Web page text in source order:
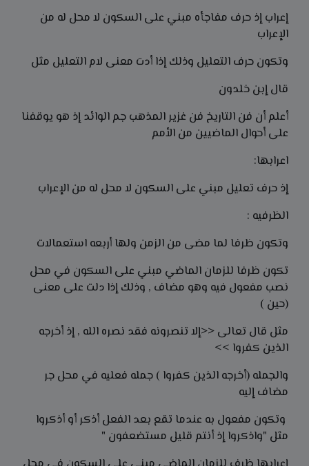
إعراب إذ حرف مفاجأه مبني على السكون لا محل له من
الإعراب
وتكون حرف التعليل وذلك إذا أدت معنى لام التعليل مثل
قال إبن خلدون
أعلم أن فن التاريخ فن غزير المذهب جم الوائدإذ هو يوقفنا
على أحوال الماضيين من الأمم
اعرابها:
إذ حرف تعليل مبني على السكون لا محل له من الإعراب
الظرفيه :
وتكون ظرفا لما مضى من الزمن ولها أربعه استعمالات
تكون ظرفا للزمان الماضي مبني على السكون في محل
نصب مفعول فيه وهو مضاف , وذلك إذا دلت على معنى
(حين )
مثل قال تعالى <<إلا تنصرونه فقد نصره الله , إذ أخرجه
الذين كفروا >>
والجمله (أخرجه الذين كفروا ) جمله فعليه في محل جر
مضاف إليه
وتكون مفعول به عندما تقع بعد الفعل أذكر أو أذكروا
مثل "واذكروا إذ أنتم قليل مستضعفون "